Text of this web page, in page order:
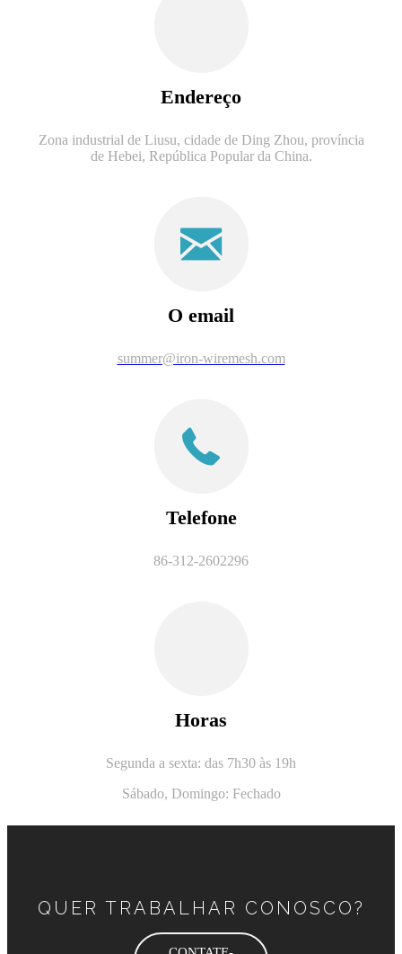
Endereço
Zona industrial de Liusu, cidade de Ding Zhou, província
de Hebei, República Popular da China.
O email
summer@iron-wiremesh.com
Telefone
86-312-2602296
Horas
Segunda a sexta: das 7h30 às 19h
Sábado, Domingo: Fechado
QUER TRABALHAR CONOSCO?